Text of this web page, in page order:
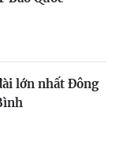
lớn nhất Đông